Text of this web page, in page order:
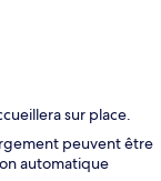
sur place.
peuvent être
automatique